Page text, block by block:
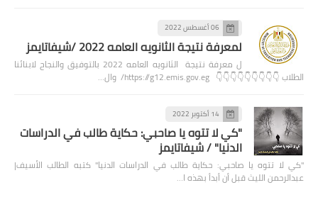
06 أغسطس 2022
لمعرفة نتيجة الثانويه العامه 2022 /شيفاتايمز
ل معرفة نتيجة الثانويه العامه 2022 بالتوفيق والنجاح لابنائنا
الطلاب 👇👇👇👇👇👇👇👇👇 https://g12.emis.gov.eg/ وال…
14 أكتوبر 2022
"كي لا تتوه يا صاحبي: حكاية طالب في الدراسات
الدنيا" / شيفاتايمز
"كي لا تتوه يا صاحبي: حكاية طالب في الدراسات الدنيا" كتبه الطالب الأسيف|
عبدالرحمن الليث قبل أن أبدأ بهذه ا…